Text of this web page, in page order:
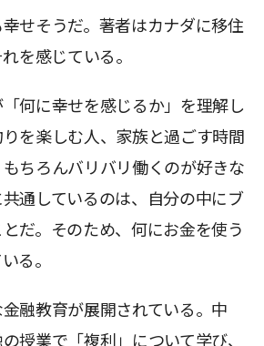
せそうだ。著者はカナダに移住
を感じている。
何に幸せを感じるか」を理解し
を楽しむ人、家族と過ごす時間
ちろんバリバリ働くのが好きな
通しているのは、自分の中にブ
だ。そのため、何にお金を使う
る。
融教育が展開されている。中
授業で「複利」について学び、